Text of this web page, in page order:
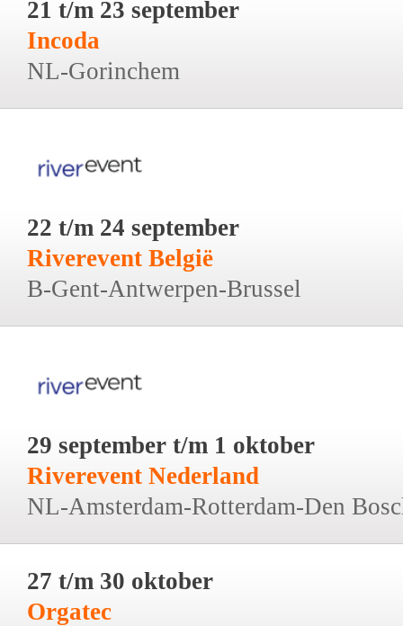
21 t/m 23 september
Incoda
NL-Gorinchem
22 t/m 24 september
Riverevent België
B-Gent-Antwerpen-Brussel
29 september t/m 1 oktober
Riverevent Nederland
NL-Amsterdam-Rotterdam-Den
27 t/m 30 oktober
Orgatec